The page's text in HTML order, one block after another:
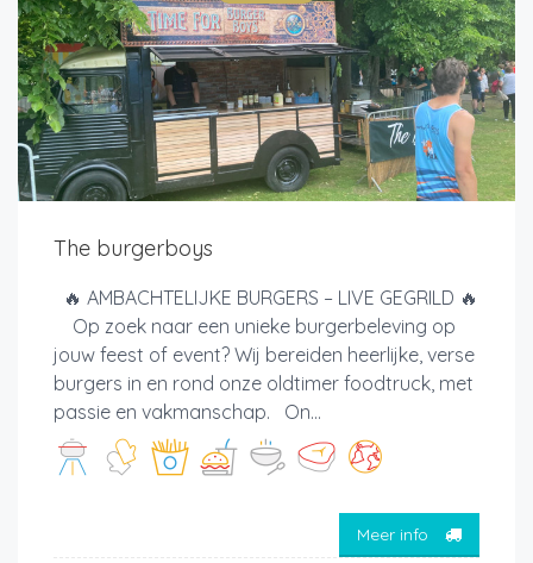
The burgerboys
🔥 AMBACHTELIJKE BURGERS – LIVE GEGRILD 🔥
Op zoek naar een unieke burgerbeleving op
jouw feest of event? Wij bereiden heerlijke, verse
burgers in en rond onze oldtimer foodtruck, met
passie en vakmanschap. On...
Meer info